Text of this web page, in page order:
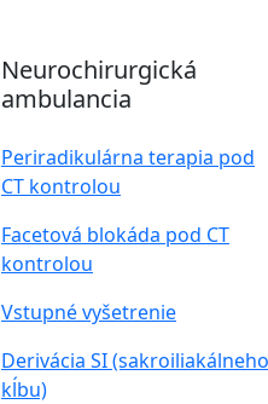
Neurochirurgická
ambulancia
Periradikulárna terapia pod
CT kontrolou
Facetová blokáda pod CT
kontrolou
Vstupné vyšetrenie
Derivácia SI (sakroiliakálneho
kĺbu)